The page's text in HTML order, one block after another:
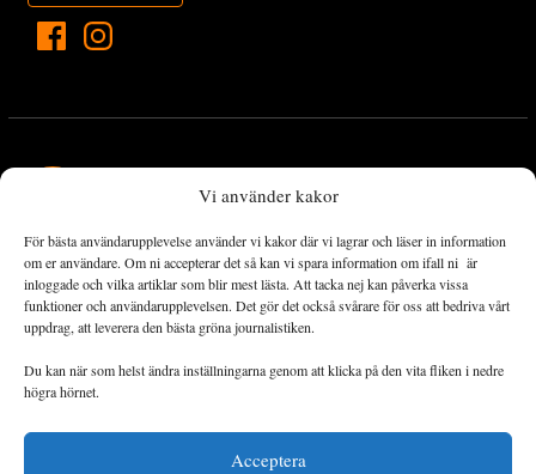
Vi använder kakor
För bästa användarupplevelse använder vi kakor där vi lagrar och läser in information
om er användare. Om ni accepterar det så kan vi spara information om ifall ni är
inloggade och vilka artiklar som blir mest lästa. Att tacka nej kan påverka vissa
funktioner och användarupplevelsen. Det gör det också svårare för oss att bedriva vårt
uppdrag, att leverera den bästa gröna journalistiken.
Du kan när som helst ändra inställningarna genom att klicka på den vita fliken i nedre
högra hörnet.
Acceptera
Landets Fria Tidning är en nyhetstidning med bred bevakning av
det viktigaste som händer lokalt och globalt och med fokus på
omställningsrörelsen. En omställning till ett hållbart samhälle går
både via starka och lika rättigheter för alla människor, minskade
ekonomiska och sociala klyftor, samt utrymme för allt levande att
utvecklas och frodas.